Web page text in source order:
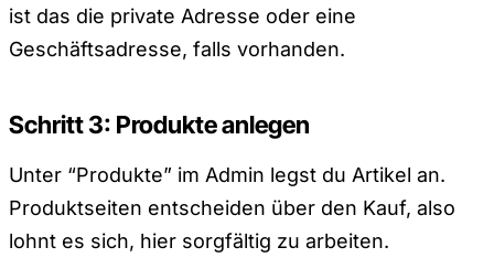
ist das die private Adresse oder eine
Geschäftsadresse, falls vorhanden.
Schritt 3: Produkte anlegen
Unter “Produkte” im Admin legst du Artikel an.
Produktseiten entscheiden über den Kauf, also
lohnt es sich, hier sorgfältig zu arbeiten.